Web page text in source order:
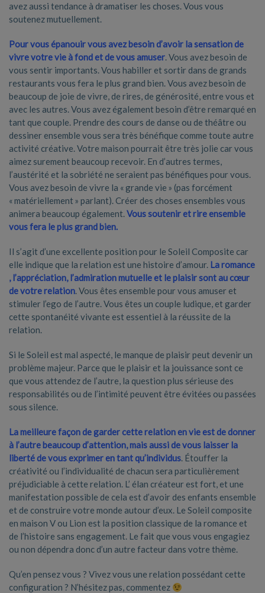
avez aussi tendance à dramatiser les choses. Vous vous
soutenez mutuellement.
Pour vous épanouir vous avez besoin d’avoir la sensation de
vivre votre vie à fond et devous amuser. Vous avez besoin de
vous sentir importants. Vous habiller et sortir dans de grands
restaurants vous fera le plus grand bien. Vous avez besoin de
beaucoup de joie de vivre, de rires, de générosité, entre vous et
avec les autres. Vous avez également besoin d’être remarqué en
tant que couple. Prendre des cours de danse ou de théâtre ou
dessiner ensemble vous sera très bénéfique comme toute autre
activité créative. Votre maison pourrait être très jolie car vous
aimez surement beaucoup recevoir. En d’autres termes,
l’austérité et la sobriété ne seraient pas bénéfiques pour vous.
Vous avez besoin de vivre la « grande vie » (pas forcément
« matériellement » parlant). Créer des choses ensembles vous
animera beaucoup également.Vous soutenir et rire ensemble
vous fera le plus grand bien.
Il s’agit d’une excellente position pour le Soleil Composite car
elle indique que la relation est une histoire d’amour. La romance
, l’appréciation, l’admiration mutuelle et le plaisir sont au cœur
de votre relation. Vous êtes ensemble pour vous amuser et
stimuler l’ego de l’autre. Vous êtes un couple ludique, et garder
cette spontanéité vivante est essentiel à la réussite de la
relation.
Si le Soleil est mal aspecté, le manque de plaisir peut devenir un
problème majeur. Parce que le plaisir et la jouissance sont ce
que vous attendez de l’autre, la question plus sérieuse des
responsabilités ou de l’intimité peuvent être évitées ou passées
sous silence.
La meilleure façon de garder cette relation en vie est de donner
à l’autre beaucoup d’attention, mais aussi de vous laisser la
liberté de vous exprimer en tant qu’individus. Étouffer la
créativité ou l’individualité de chacun sera particulièrement
préjudiciable à cette relation. L’ élan créateur est fort, et une
manifestation possible de cela est d’avoir des enfants ensemble
et de construire votre monde autour d’eux. Le Soleil composite
en maison V ou Lion est la position classique de la romance et
de l’histoire sans engagement. Le fait que vous vous engagiez
ou non dépendra donc d’un autre facteur dans votre thème.
Qu’en pensez vous ? Vivez vous une relation possédant cette
configuration ? N’hésitez pas, commentez